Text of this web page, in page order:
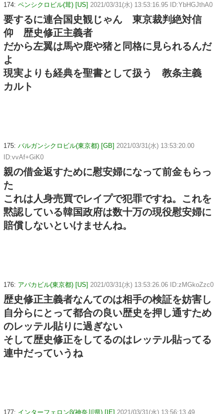
174: ペンシクロビル(茸) [US] 2021/03/31(水) 13:53:16.95 ID:YbHGJthA0
要するに連合国史観じゃん 東京裁判絶対信
仰 歴史修正主義者
だから左翼は馬や鹿や猪と同格に見られるんだ
よ
現実よりも経典を聖書として扱う 教条主義
カルト
175: バルガンシクロビル(東京都) [GB] 2021/03/31(水) 13:53:20.00
ID:vvAf+GiK0
親の借金返すために慰安婦になって前金もらっ
た
これは人身売買でレイプで犯罪ですね。これを
黙認している韓国政府は数十万の現役慰安婦に
賠償しないといけませんね。
176: アバカビル(東京都) [US] 2021/03/31(水) 13:53:26.06 ID:zMGkoZzc0
歴史修正主義者なんてのは相手の検証を妨害し
自分らにとって都合の良い歴史を押し通すため
のレッテル貼りに過ぎない
そして歴史修正をしてるのはレッテル貼ってる
連中だっていうね
177: インターフェロンβ(神奈川県) [IE] 2021/03/31(水) 13:56:13.49